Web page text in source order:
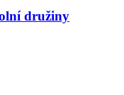
družiny